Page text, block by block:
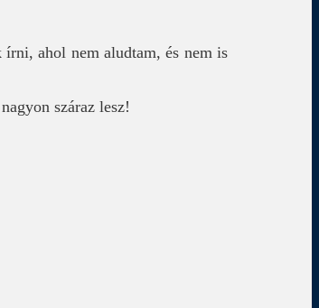
ahol nem aludtam, és nem is
száraz lesz!